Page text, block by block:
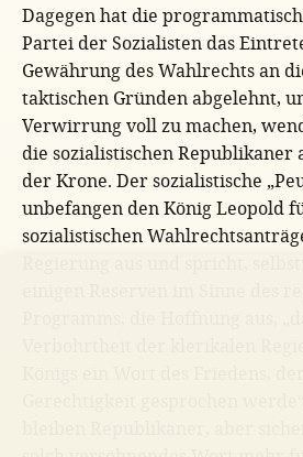
Dagegen hat die
Partei der Sozialisten das
Gewährung des Wahlrechts an
taktischen Gründen abgelehnt,
Verwirrung voll zu machen,
die sozialistischen
der Krone. Der sozialistische
unbefangen den König Leopold
sozialistischen